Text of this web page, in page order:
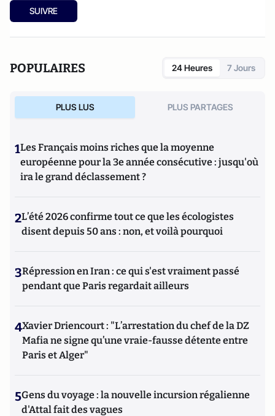
responsable national de la cellule de soutien psychologique
au sein de l’Œuvre des Pupilles Orphelins des Sapeurs-
SUIVRE
POPULAIRES 24 Heures 7 Jours
PLUS LUS PLUS PARTAGES
1Les Français moins riches que la moyenne
européenne pour la 3e année consécutive : jusqu'où
ira le grand déclassement ?
2L’été 2026 confirme tout ce que les écologistes
disent depuis 50 ans : non, et voilà pourquoi
3Répression en Iran : ce qui s'est vraiment passé
pendant que Paris regardait ailleurs
4Xavier Driencourt : "L’arrestation du chef de la DZ
Mafia ne signe qu’une vraie-fausse détente entre
Paris et Alger"
5Gens du voyage : la nouvelle incursion régalienne
d'Attal fait des vagues